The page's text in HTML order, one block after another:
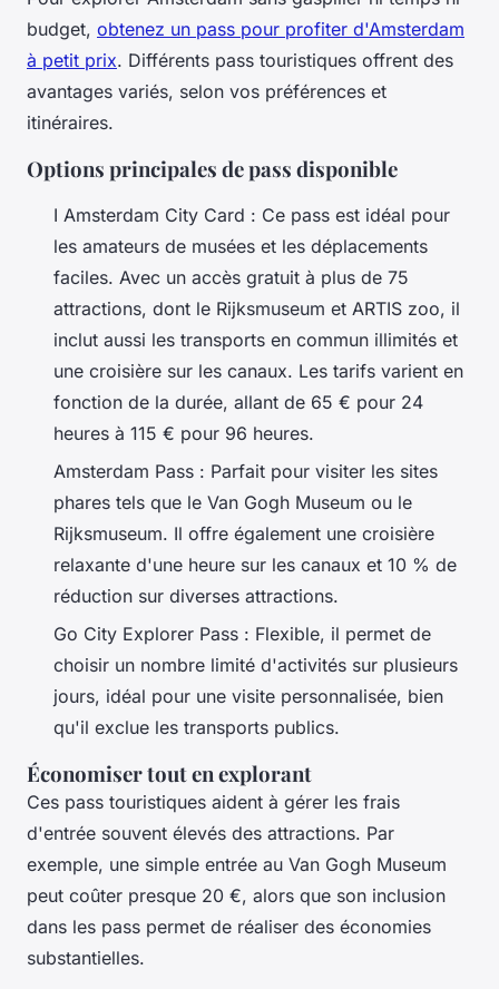
budget, obtenez un pass pour profiter d'Amsterdam
à petit prix. Différents pass touristiques offrent des
avantages variés, selon vos préférences et
itinéraires.
Options principales de pass disponible
I Amsterdam City Card : Ce pass est idéal pour
les amateurs de musées et les déplacements
faciles. Avec un accès gratuit à plus de 75
attractions, dont le Rijksmuseum et ARTIS zoo, il
inclut aussi les transports en commun illimités et
une croisière sur les canaux. Les tarifs varient en
fonction de la durée, allant de 65 € pour 24
heures à 115 € pour 96 heures.
Amsterdam Pass : Parfait pour visiter les sites
phares tels que le Van Gogh Museum ou le
Rijksmuseum. Il offre également une croisière
relaxante d'une heure sur les canaux et 10 % de
réduction sur diverses attractions.
Go City Explorer Pass : Flexible, il permet de
choisir un nombre limité d'activités sur plusieurs
jours, idéal pour une visite personnalisée, bien
qu'il exclue les transports publics.
Économiser tout en explorant
Ces pass touristiques aident à gérer les frais
d'entrée souvent élevés des attractions. Par
exemple, une simple entrée au Van Gogh Museum
peut coûter presque 20 €, alors que son inclusion
dans les pass permet de réaliser des économies
substantielles.